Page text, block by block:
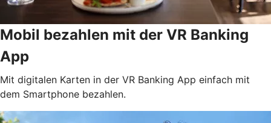
Mobil bezahlen mit der VR Banking
App
Mit digitalen Karten in der VR Banking App einfach mit
dem Smartphone bezahlen.